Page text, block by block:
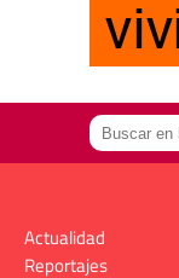
Actualidad
Reportajes